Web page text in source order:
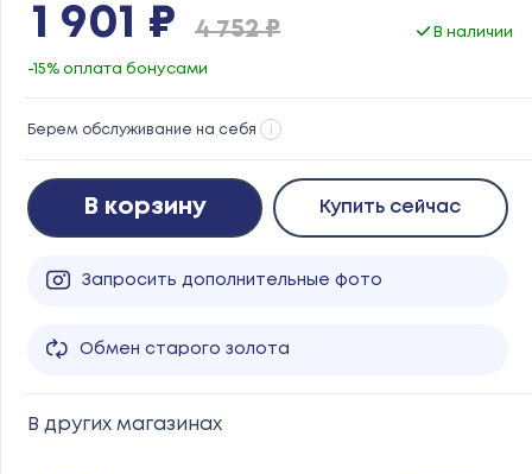
1 901 ₽ 4 752 ₽ В наличии
-15% оплата бонусами
Берем обслуживание на себя i
В корзину Купить сейчас
Запросить дополнительные фото
Обмен старого золота
В других магазинах